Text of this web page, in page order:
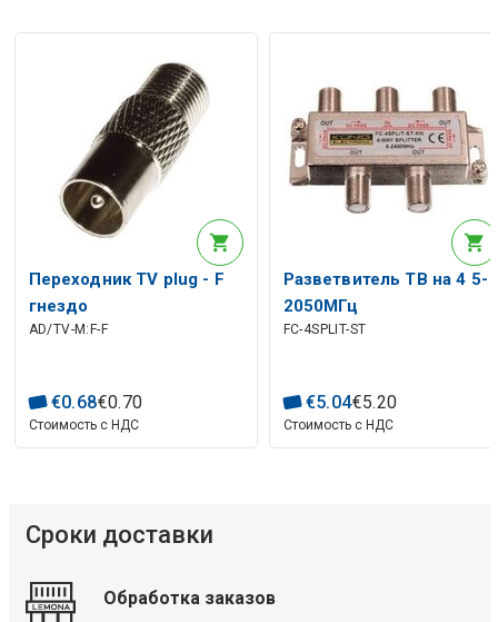
Переходник TV plug - F
гнездо
AD/TV-M:F-F
€0.68€0.70
Стоимость с НДС
Разветвитель ТВ на 4 5-
2050МГц
FC-4SPLIT-ST
€5.04€5.20
Стоимость с НДС
Сроки доставки
Обработка заказов